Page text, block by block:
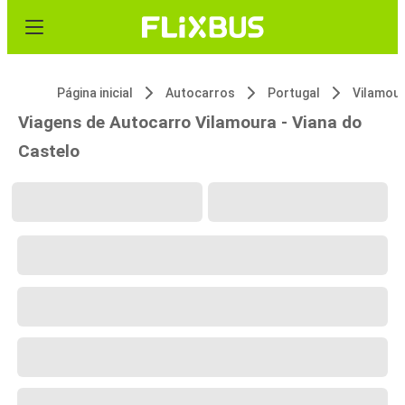
Página inicial Autocarros Portugal
Viagens de Autocarro Vilamoura - Viana do
Castelo